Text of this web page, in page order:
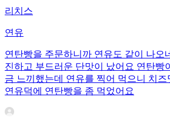
리치스
연유
연탄빵을 주문하니까 연유도 같이 나오
진하고 부드러운 단맛이 났어요 연탄빵
금 느끼했는데 연유를 찍어 먹으니 치
연유덕에 연탄빵을 좀 먹었어요